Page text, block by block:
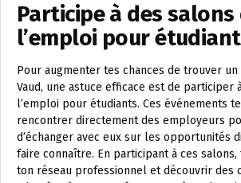
Participe à des salons
l’emploi pour
Pour augmenter tes chances de trouver
Vaud, une astuce efficace est de participer
l’emploi pour étudiants. Ces événements
rencontrer directement des employeurs
d’échanger avec eux sur les opportunités
faire connaître. En participant à ces
ton réseau professionnel et découvrir des